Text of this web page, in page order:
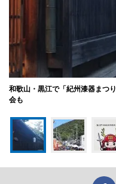
和歌山・黒江で「紀州漆器まつ
会も